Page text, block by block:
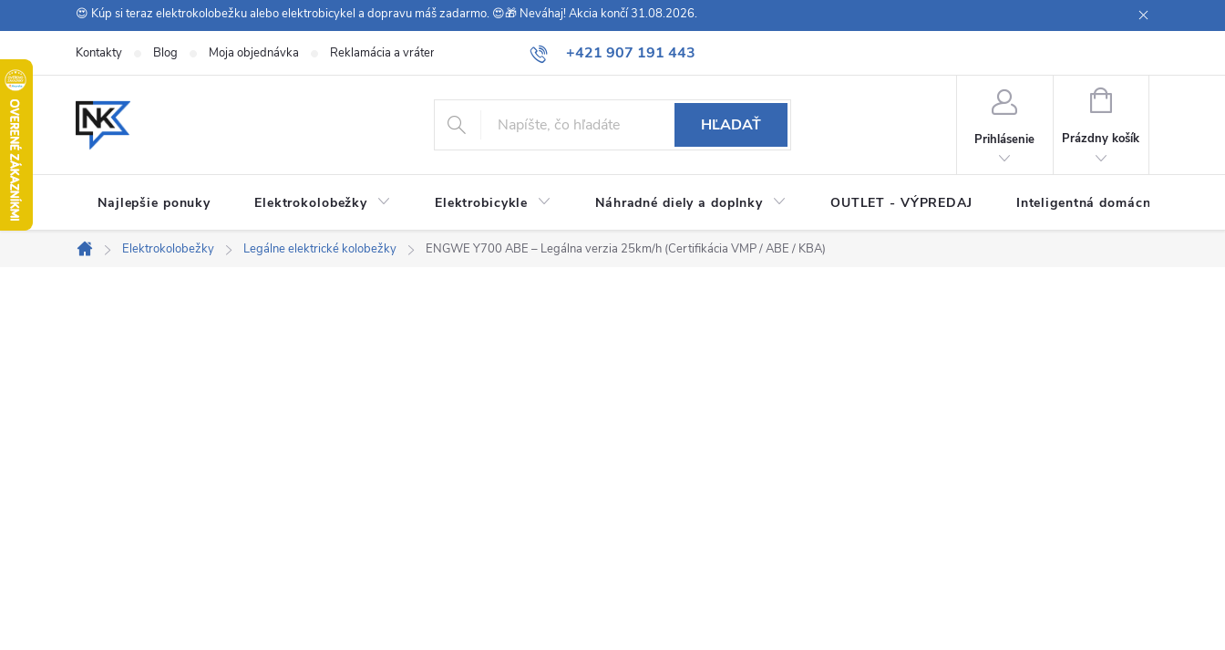
na
obsah
😍 Kúp si teraz elektrokolobežku alebo elektrobicykel a dopravu máš zadarmo. 😍🎁 Neváhaj! Akcia končí 31.08.2026.
+421 907 191 443
Kontakty Blog Moja objednávka Reklamácia a vrátenie Všeobecné obchodné podmienky Podmienky ochrany osobných údajov
HĽADAŤ
Prihlásenie
NÁKUPNÝ
Prázdny košík
Najlepšie ponuky Elektrokolobežky Elektrobicykle Náhradné diely a doplnky OUTLET - VÝPREDAJ Inteligentná domácnosť
Domov
Elektrokolobežky Legálne elektrické kolobežky ENGWE Y700 ABE – Legálna verzia 25km/h (Certifikácia VMP / ABE / KBA)